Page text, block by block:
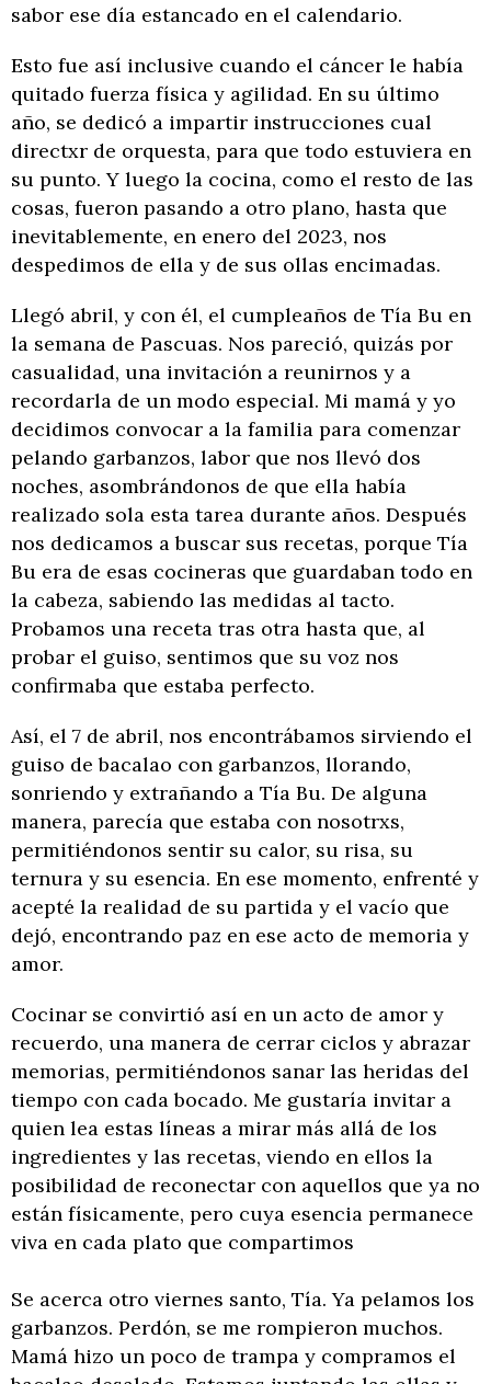
sabor ese día estancado en el calendario.
Esto fue así inclusive cuando el cáncer le había
quitado fuerza física y agilidad. En su último
año, se dedicó a impartir instrucciones cual
directxr de orquesta, para que todo estuviera en
su punto. Y luego la cocina, como el resto de las
cosas, fueron pasando a otro plano, hasta que
inevitablemente, en enero del 2023, nos
despedimos de ella y de sus ollas encimadas.
Llegó abril, y con él, el cumpleaños de Tía Bu en
la semana de Pascuas. Nos pareció, quizás por
casualidad, una invitación a reunirnos y a
recordarla de un modo especial. Mi mamá y yo
decidimos convocar a la familia para comenzar
pelando garbanzos, labor que nos llevó dos
noches, asombrándonos de que ella había
realizado sola esta tarea durante años. Después
nos dedicamos a buscar sus recetas, porque Tía
Bu era de esas cocineras que guardaban todo en
la cabeza, sabiendo las medidas al tacto.
Probamos una receta tras otra hasta que, al
probar el guiso, sentimos que su voz nos
confirmaba que estaba perfecto.
Así, el 7 de abril, nos encontrábamos sirviendo el
guiso de bacalao con garbanzos, llorando,
sonriendo y extrañando a Tía Bu. De alguna
manera, parecía que estaba con nosotrxs,
permitiéndonos sentir su calor, su risa, su
ternura y su esencia. En ese momento, enfrenté y
acepté la realidad de su partida y el vacío que
dejó, encontrando paz en ese acto de memoria y
amor.
Cocinar se convirtió así en un acto de amor y
recuerdo, una manera de cerrar ciclos y abrazar
memorias, permitiéndonos sanar las heridas del
tiempo con cada bocado. Me gustaría invitar a
quien lea estas líneas a mirar más allá de los
ingredientes y las recetas, viendo en ellos la
posibilidad de reconectar con aquellos que ya no
están físicamente, pero cuya esencia permanece
viva en cada plato que compartimos
Se acerca otro viernes santo, Tía. Ya pelamos los
garbanzos. Perdón, se me rompieron muchos.
Mamá hizo un poco de trampa y compramos el